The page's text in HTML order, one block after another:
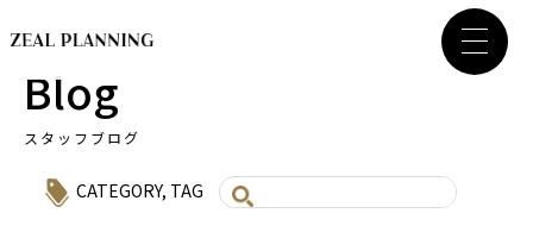
Blog
スタッフブログ
CATEGORY, TAG